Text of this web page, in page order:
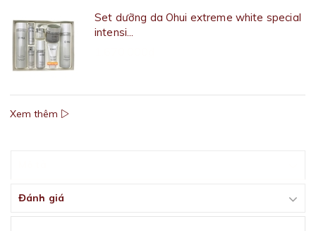
Set dưỡng da Ohui extreme white special
intensi...
Xem thêm
Đánh giá